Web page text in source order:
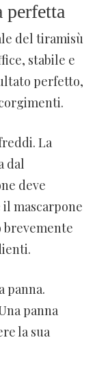
perfetta
del tiramisù
stabile e
perfetto,
La
dal
deve
il mascarpone
brevemente
panna.
panna
la sua